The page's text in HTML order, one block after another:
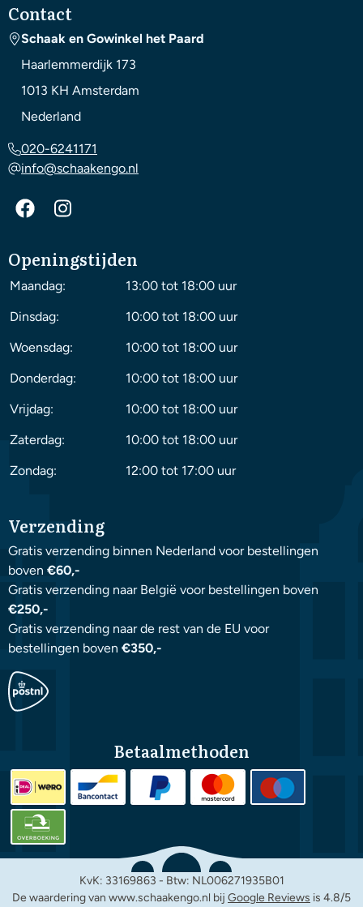
Contact
Schaak en Gowinkel het Paard
Haarlemmerdijk 173
1013 KH Amsterdam
Nederland
020-6241171
info@schaakengo.nl
Openingstijden
Maandag:
13:00 tot 18:00 uur
Dinsdag:
10:00 tot 18:00 uur
Woensdag:
10:00 tot 18:00 uur
Donderdag:
10:00 tot 18:00 uur
Vrijdag:
10:00 tot 18:00 uur
Zaterdag:
10:00 tot 18:00 uur
Zondag:
12:00 tot 17:00 uur
Verzending
Gratis verzending binnen Nederland voor bestellingen
boven €60,-
Gratis verzending naar België voor bestellingen boven
€250,-
Gratis verzending naar de rest van de EU voor
bestellingen boven €350,-
Betaalmethoden
KvK: 33169863 - Btw: NL006271935B01
De waardering van www.schaakengo.nl bij Google Reviews is 4.8/5